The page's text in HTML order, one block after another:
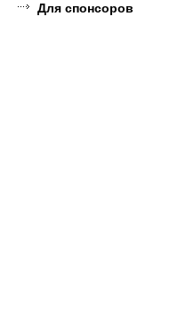
Для спонсоров